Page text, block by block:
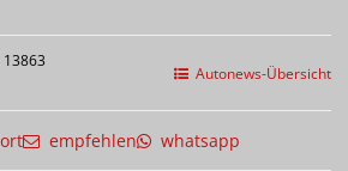
Autonews-Übersicht
empfehlen whatsapp